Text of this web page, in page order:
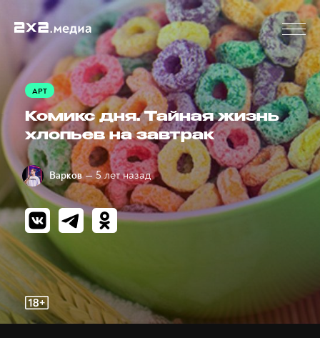
АРТ
Комикс дня. Тайная жизнь
хлопьев на завтрак
Варков — 5 лет назад